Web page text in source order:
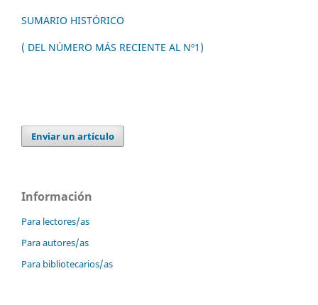
SUMARIO HISTÓRICO
( DEL NÚMERO MÁS RECIENTE AL Nº1)
Enviar un artículo
Información
Para lectores/as
Para autores/as
Para bibliotecarios/as